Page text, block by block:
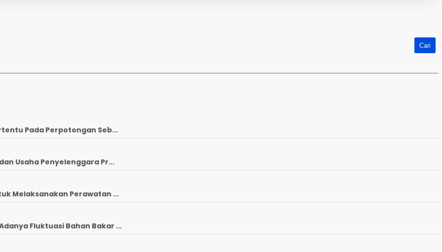
Pada Perpotongan Seb...
Usaha Penyelenggara Pr...
Melaksanakan Perawatan ...
Fluktuasi Bahan Bakar ...